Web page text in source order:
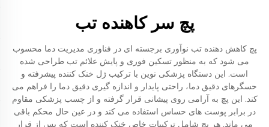
پچ سر کاهنده تب
پچ کاهش دهنده تب نوآوری برجسته ای در فناوری مدیریت دما محسوب
می شود که به منظور تسکین فوری و پایش علائم تب طراحی شده
است. این دستگاه پزشکی نوین با ترکیب ژل خنک کننده پیشرفته و
حسگرهای دقیق دما، راحتی پایدار و اندازه گیری دقیق دما را فراهم می
کند. این پچ به آرامی روی پیشانی قرار گرفته و از چسب پزشکی مقاوم
در برابر پوست های حساس استفاده می کند و در عین حال محکم باقی
می ماند. هر پچ شامل ترکیبات خاص خنک کننده است که پس از قرار